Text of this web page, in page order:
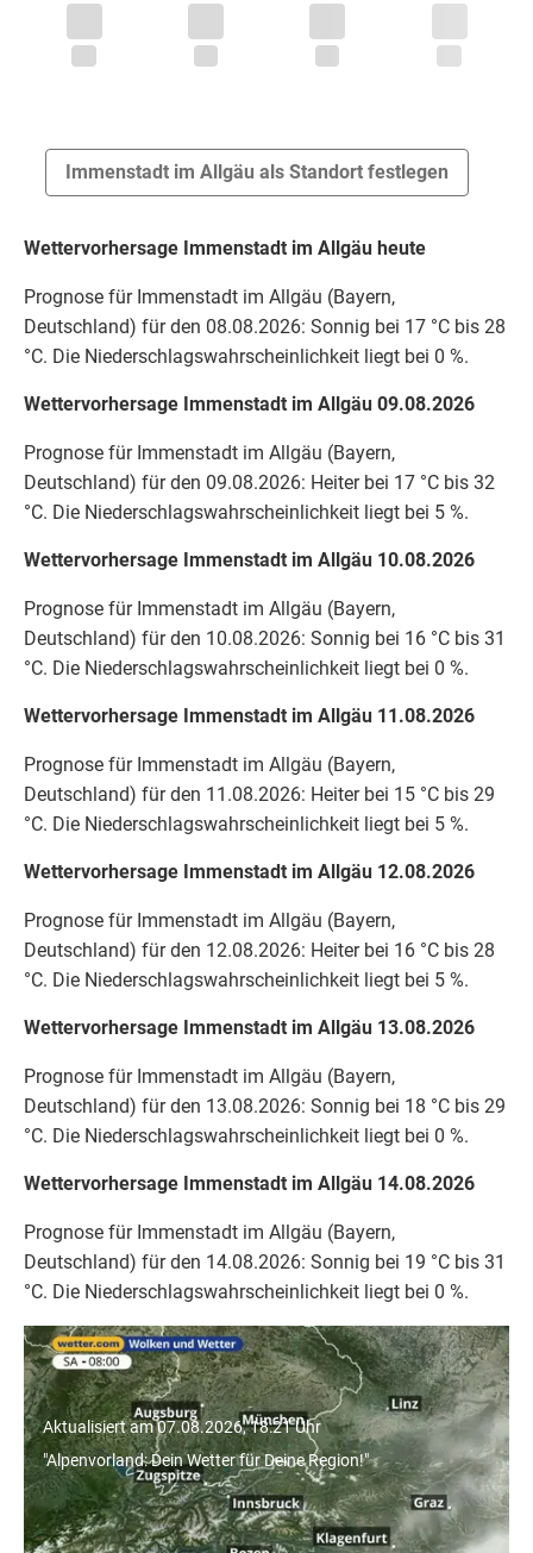
Immenstadt im Allgäu als Standort festlegen
Wettervorhersage Immenstadt im Allgäu heute
Prognose für Immenstadt im Allgäu (Bayern,
Deutschland) für den 08.08.2026: Sonnig bei 17 °C bis 28
°C. Die Niederschlagswahrscheinlichkeit liegt bei 0 %.
Wettervorhersage Immenstadt im Allgäu 09.08.2026
Prognose für Immenstadt im Allgäu (Bayern,
Deutschland) für den 09.08.2026: Heiter bei 17 °C bis 32
°C. Die Niederschlagswahrscheinlichkeit liegt bei 5 %.
Wettervorhersage Immenstadt im Allgäu 10.08.2026
Prognose für Immenstadt im Allgäu (Bayern,
Deutschland) für den 10.08.2026: Sonnig bei 16 °C bis 31
°C. Die Niederschlagswahrscheinlichkeit liegt bei 0 %.
Wettervorhersage Immenstadt im Allgäu 11.08.2026
Prognose für Immenstadt im Allgäu (Bayern,
Deutschland) für den 11.08.2026: Heiter bei 15 °C bis 29
°C. Die Niederschlagswahrscheinlichkeit liegt bei 5 %.
Wettervorhersage Immenstadt im Allgäu 12.08.2026
Prognose für Immenstadt im Allgäu (Bayern,
Deutschland) für den 12.08.2026: Heiter bei 16 °C bis 28
°C. Die Niederschlagswahrscheinlichkeit liegt bei 5 %.
Wettervorhersage Immenstadt im Allgäu 13.08.2026
Prognose für Immenstadt im Allgäu (Bayern,
Deutschland) für den 13.08.2026: Sonnig bei 18 °C bis 29
°C. Die Niederschlagswahrscheinlichkeit liegt bei 0 %.
Wettervorhersage Immenstadt im Allgäu 14.08.2026
Prognose für Immenstadt im Allgäu (Bayern,
Deutschland) für den 14.08.2026: Sonnig bei 19 °C bis 31
°C. Die Niederschlagswahrscheinlichkeit liegt bei 0 %.
"Alpenvorland: Dein Wetter für Deine
Region!"
Aktualisiert am 07.08.2026, 18:21 Uhr
"Alpenvorland: Dein Wetter für Deine Region!"
Wetter für Städte in Bayern